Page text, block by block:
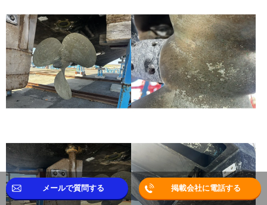
メールで質問する 掲載会社に電話する